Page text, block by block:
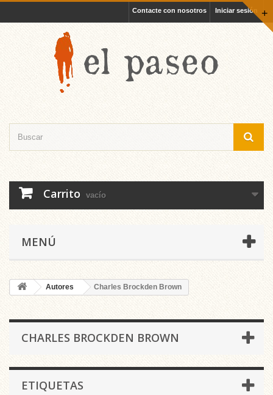
+
Iniciar sesión
Contacte con nosotros
Carrito vacío
MENÚ
Autores Charles Brockden Brown
CHARLES BROCKDEN BROWN
ETIQUETAS